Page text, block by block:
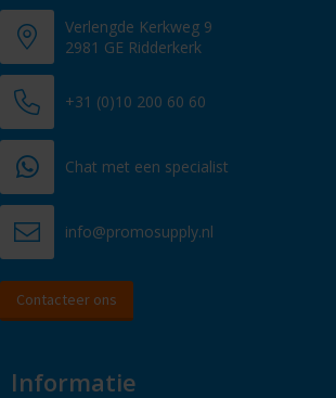
Verlengde Kerkweg 9
2981 GE Ridderkerk
+31 (0)10 200 60 60
Chat met een specialist
info@promosupply.nl
Contacteer ons
Informatie